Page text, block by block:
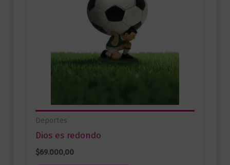
Deportes
Dios es redondo
$69.000,00